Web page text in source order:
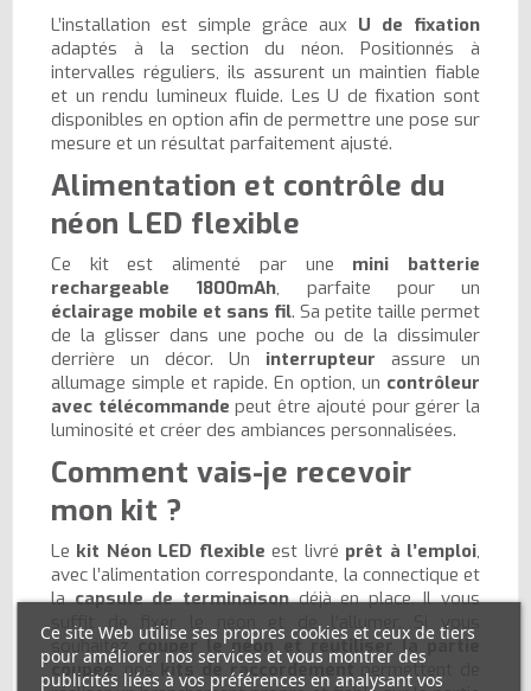
L’installation est simple grâce aux U de fixation
adaptés à la section du néon. Positionnés à
intervalles réguliers, ils assurent un maintien fiable
et un rendu lumineux fluide. Les U de fixation sont
disponibles en option afin de permettre une pose sur
mesure et un résultat parfaitement ajusté.
Alimentation et contrôle du
néon LED flexible
Ce kit est alimenté par une mini batterie
rechargeable 1800mAh, parfaite pour un
éclairage mobile et sans fil. Sa petite taille permet
de la glisser dans une poche ou de la dissimuler
derrière un décor. Un interrupteur assure un
allumage simple et rapide. En option, un contrôleur
avec télécommande peut être ajouté pour gérer la
luminosité et créer des ambiances personnalisées.
Comment vais-je recevoir
mon kit ?
Le kit Néon LED flexible est livré prêt à l’emploi,
avec l’alimentation correspondante, la connectique et
lacapsule de terminaisondéjà en place. Il vous
suffit de fixer le néon et de l’allumer. Si vous
souhaitez couper le néon et réutiliser la partie
coupée, nos kits de raccordementpermettent de
Ce site Web utilise ses propres cookies et ceux de tiers
pour améliorer nos services et vous montrer des
publicités liées à vos préférences en analysant vos